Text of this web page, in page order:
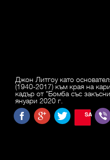
Джон Литгоу като
(1940-2017) към края на
кадър от "Бомба със
януари 2020 г.
SAVE